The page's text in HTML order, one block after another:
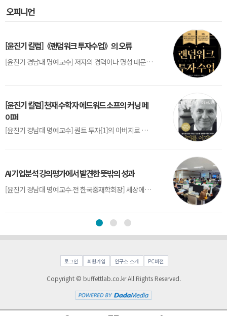
오피니언
[윤진기 칼럼]《랜덤워크 투자수업》의 오류
[윤진기 경남대 명예교수] 저자의 경력이나 명성 때문인지 2020년에 번역 출판된 《랜덤워크 투자수업》(A Random Walk Down Wall Street) 12판은 표지부터가 거창하다. ‘45년간 12번 개정하며 철저히 검증한 투자서’, ‘전문가 부럽지 않은 투자 감각을 길러주는 위대한 투자지침서’ 라는 은빛 광고문구로 독자를 유혹한다.[1] 출판 50주...
[윤진기 칼럼] 천재 수학자 에드워드 소프의 커닝 페
이퍼
[윤진기 경남대 명예교수] 퀀트 투자[1]의 아버지로 불리는 에드워드 소프(Edward O. Thorp)는 수학계에서 천재로 알려진 인물이다. 그는 수학자이지만, 투자 업계에도 여러 가지 흥미로운 일화를 남겼다.수학을 이용하여 카지노를 이길 수 있는지가 궁금했던 그는 동료 교수가 소개해 준 블랙잭(Blackjack) 전략의 핵심을 손바닥 크기의 종이에 요...
AI 기업분석 강의평가에서 발견한 뜻밖의 성과
[윤진기 경남대 명예교수∙전 한국중재학회장] 세상에는 우연처럼 보이지만 인류의 진보를 이끌어낸 사건들이 있다. 영국의 알렉산더 플레밍(Alexander Fleming)이 곰팡이 핀 페트리 접시(Petri dish)를 버리지 않고[1] 관찰해 페니실린을 발견한 것은 그 대표적 사례다. 무심히 지나쳤다면 결코 없었을 혁신이었다.지난 7월 5일, 필자가 개발한 기업...
로그인 회원가입 연구소 소개 PC버전
Copyright © buffettlab.co.kr All Rights Reserved.